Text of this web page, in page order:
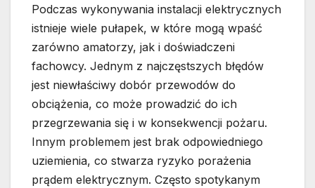
Podczas wykonywania instalacji elektrycznych
istnieje wiele pułapek, w które mogą wpaść
zarówno amatorzy, jak i doświadczeni
fachowcy. Jednym z najczęstszych błędów
jest niewłaściwy dobór przewodów do
obciążenia, co może prowadzić do ich
przegrzewania się i w konsekwencji pożaru.
Innym problemem jest brak odpowiedniego
uziemienia, co stwarza ryzyko porażenia
prądem elektrycznym. Często spotykanym